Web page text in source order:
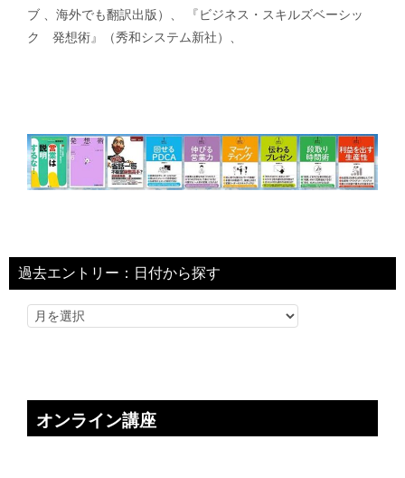
ブ 、海外でも翻訳出版）、 『ビジネス・スキルズベーシッ
ク 発想術』（秀和システム新社）、
過去エントリー：日付から探す
オンライン講座